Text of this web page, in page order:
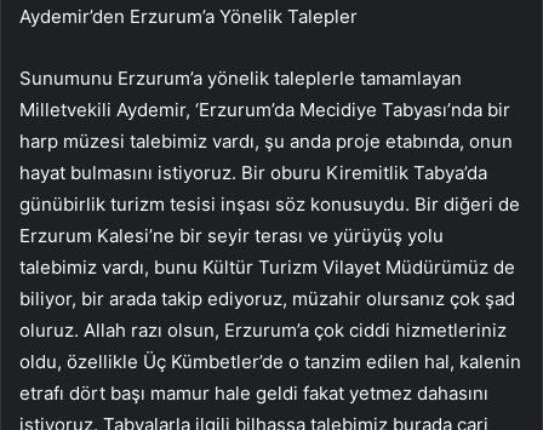
Aydemir’den Erzurum’a Yönelik Talepler
Sunumunu Erzurum’a yönelik taleplerle tamamlayan
Milletvekili Aydemir, ‘Erzurum’da Mecidiye Tabyası’nda bir
harp müzesi talebimiz vardı, şu anda proje etabında, onun
hayat bulmasını istiyoruz. Bir oburu Kiremitlik Tabya’da
günübirlik turizm tesisi inşası söz konusuydu. Bir diğeri de
Erzurum Kalesi’ne bir seyir terası ve yürüyüş yolu
talebimiz vardı, bunu Kültür Turizm Vilayet Müdürümüz de
biliyor, bir arada takip ediyoruz, müzahir olursanız çok şad
oluruz. Allah razı olsun, Erzurum’a çok ciddi hizmetleriniz
oldu, özellikle Üç Kümbetler’de o tanzim edilen hal, kalenin
etrafı dört başı mamur hale geldi fakat yetmez dahasını
istiyoruz. Tabyalarla ilgili bilhassa talebimiz burada cari